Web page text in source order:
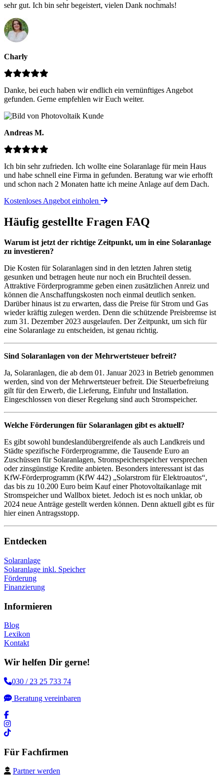
sehr gut. Ich bin sehr begeistert, vielen Dank nochmals!
Charly
Danke, bei euch haben wir endlich ein vernünftiges Angebot
gefunden. Gerne empfehlen wir Euch weiter.
Andreas M.
Ich bin sehr zufrieden. Ich wollte eine Solaranlage für mein Haus
und habe schnell eine Firma in gefunden. Beratung war wie erhofft
und schon nach 2 Monaten hatte ich meine Anlage auf dem Dach.
Kostenloses Angebot einholen
Häufig gestellte Fragen FAQ
Warum ist jetzt der richtige Zeitpunkt, um in eine Solaranlage
zu investieren?
Die Kosten für Solaranlagen sind in den letzten Jahren stetig
gesunken und betragen heute nur noch ein Bruchteil dessen.
Attraktive Förderprogramme geben einen zusätzlichen Anreiz und
können die Anschaffungskosten noch einmal deutlich senken.
Darüber hinaus ist zu erwarten, dass die Preise für Strom und Gas
wieder kräftig zulegen werden. Denn die schützende Preisbremse ist
zum 31. Dezember 2023 ausgelaufen. Der Zeitpunkt, um sich für
eine Solaranlage zu entscheiden, ist genau richtig.
Sind Solaranlagen von der Mehrwertsteuer befreit?
Ja, Solaranlagen, die ab dem 01. Januar 2023 in Betrieb genommen
werden, sind von der Mehrwertsteuer befreit. Die Steuerbefreiung
gilt für den Erwerb, die Lieferung, Einfuhr und Installation.
Eingeschlossen von dieser Regelung sind auch Stromspeicher.
Welche Förderungen für Solaranlagen gibt es aktuell?
Es gibt sowohl bundeslandübergreifende als auch Landkreis und
Städte spezifische Förderprogramme, die Tausende Euro an
Zuschüssen für Solaranlagen, Stromspeicherspeicher versprechen
oder zinsgünstige Kredite anbieten. Besonders interessant ist das
KfW-Förderprogramm (KfW 442) „Solarstrom für Elektroautos“,
das bis zu 10.200 Euro beim Kauf einer Photovoltaikanlage mit
Stromspeicher und Wallbox bietet. Jedoch ist es noch unklar, ob
2024 neue Anträge gestellt werden können. Denn aktuell gibt es für
hier einen Antragsstopp.
Entdecken
Solaranlage
Solaranlage inkl. Speicher
Förderung
Finanzierung
Informieren
Blog
Lexikon
Kontakt
Wir helfen Dir gerne!
030 / 23 25 733 74
Beratung vereinbaren
Für Fachfirmen
Partner werden